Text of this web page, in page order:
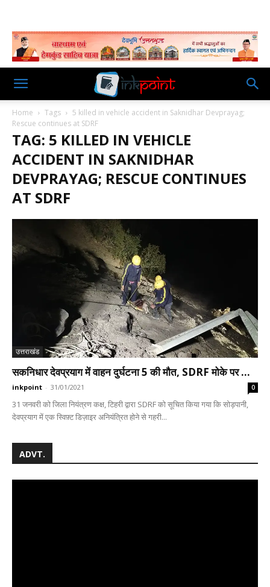
Home Tags
5 killed in vehicle accident in Saknidhar Devprayag;
Rescue continues at SDRF
TAG: 5 KILLED IN VEHICLE
ACCIDENT IN SAKNIDHAR
DEVPRAYAG; RESCUE CONTINUES
AT SDRF
उत्तराखंड
सकनिधार देवप्रयाग में वाहन दुर्घटना 5 की मौत, SDRF मोके पर ...
inkpoint - 31/01/2021 0
31 जनवरी को जिला नियंत्रण कक्ष, टिहरी द्वारा SDRF को सूचित किया गया कि सोड़पानी,
देवप्रयाग में एक स्विफ़्ट डिज़ाइर अनियंत्रित होने से गहरी...
ADVT.